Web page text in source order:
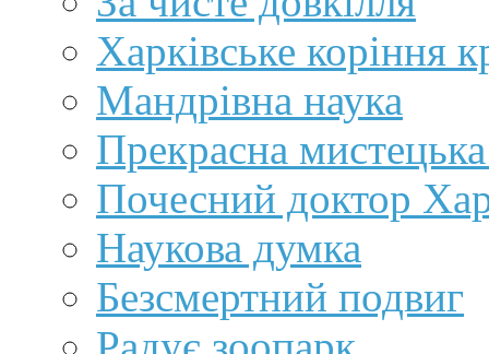
Харківське коріння
Мандрівна наука
Прекрасна мистецька
Почесний доктор
Наукова думка
Безсмертний подвиг